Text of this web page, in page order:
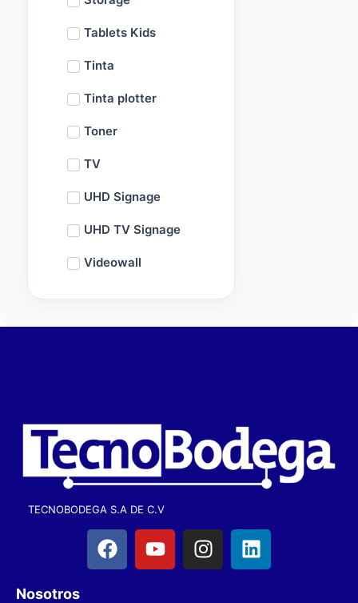
Tablets Kids
Tinta
Tinta plotter
Toner
TV
UHD Signage
UHD TV Signage
Videowall
TECNOBODEGA S.A DE C.V
Nosotros